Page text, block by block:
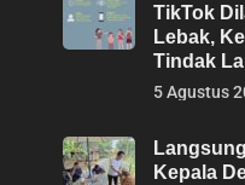
TikTok
Lebak,
Tindak
5 Agustus
Kepala